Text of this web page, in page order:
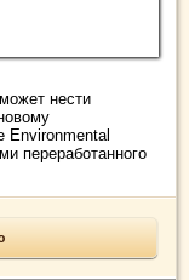
нести
Environmental
переработанного